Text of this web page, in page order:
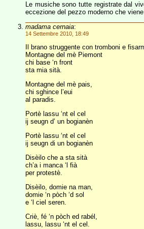
Le musiche sono tutte registrate dal
eccezione del pezzo moderno che
madama cernaia:
14 Settembre 2010, 18:49
Il brano struggente con tromboni e
Montagne del mè Piemont
chi base ‘n front
sta mia sità.
Montagne del mè pais,
chi sghince l’eui
al paradis.
Portè lassu ‘nt el cel
ij seugn d’ un bogianèn
Portè lassu ‘nt el cel
ij seugn di un bogianèn
Disèilo che a sta sità
ch’a i manca ‘l fià
per protestè.
Disèilo, domie na man,
domie ‘n pòch ‘d sol
e ‘l ciel seren.
Criè, fé ‘n pòch ed rabél,
lassu, lassu ‘nt el cel.